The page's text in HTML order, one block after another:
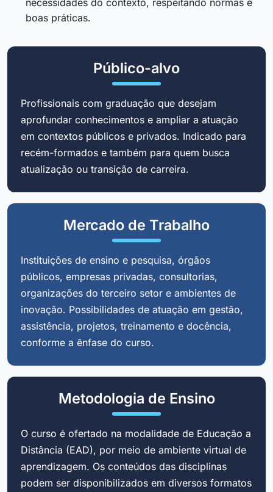
boas práticas.
Público-alvo
Profissionais com graduação que desejam
aprofundar conhecimentos e ampliar a atuação
em contextos públicos e privados. Indicado para
recém-formados e também para quem busca
atualização ou transição de carreira.
Mercado de Trabalho
Instituições de ensino e pesquisa, órgãos
públicos, empresas privadas, consultorias,
organizações do terceiro setor e ambientes de
inovação. Possibilidades de atuação em gestão,
assistência, projetos, treinamento e docência,
conforme a ênfase do curso.
Metodologia de Ensino
O curso é ofertado na modalidade de Educação a
Distância (EAD), por meio de ambiente virtual de
aprendizagem. Os conteúdos das disciplinas
podem ser disponibilizados em diversos formatos